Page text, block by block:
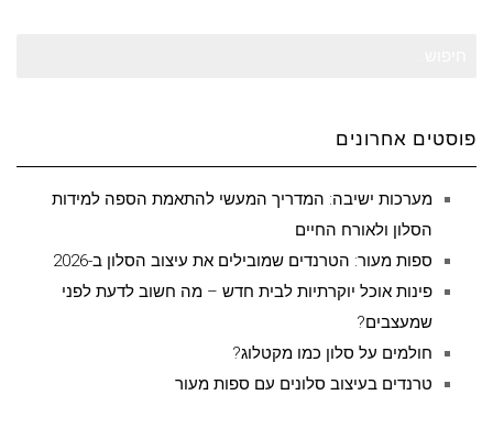
פוסטים אחרונים
מערכות ישיבה: המדריך המעשי להתאמת הספה למידות
הסלון ולאורח החיים
ספות מעור: הטרנדים שמובילים את עיצוב הסלון ב-2026
פינות אוכל יוקרתיות לבית חדש – מה חשוב לדעת לפני
שמעצבים?
חולמים על סלון כמו מקטלוג?
טרנדים בעיצוב סלונים עם ספות מעור